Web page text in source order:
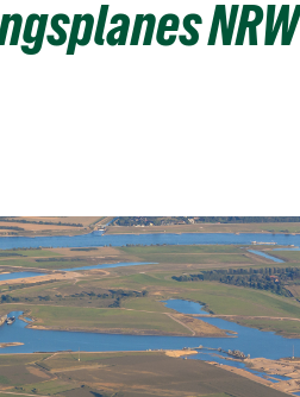
NRW